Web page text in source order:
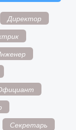
Директор
Секретарь